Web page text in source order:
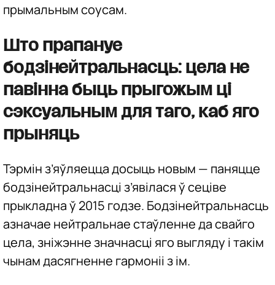
прымальным соусам.
Што прапануе
бодзінейтральнасць: цела не
павінна быць прыгожым ці
сэксуальным для таго, каб яго
прыняць
Тэрмін з’яўляецца досыць новым — паняцце
бодзінейтральнасці з’явілася ў сеціве
прыкладна ў 2015 годзе. Бодзінейтральнасць
азначае нейтральнае стаўленне да свайго
цела, зніжэнне значнасці яго выгляду і такім
чынам дасягненне гармоніі з ім.